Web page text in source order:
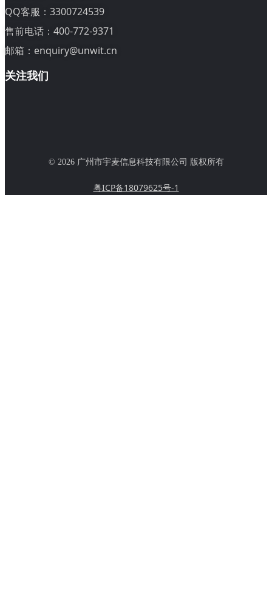
QQ客服：3300724539
售前电话：400-772-9371
邮箱：enquiry@unwit.cn
关注我们
© 2026 广州市宇麦信息科技有限公司 版权所有
粤ICP备18079625号-1